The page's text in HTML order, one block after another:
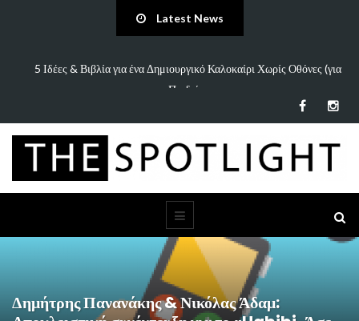
Latest News
5 Ιδέες & Βιβλία για ένα Δημιουργικό Καλοκαίρι Χωρίς Οθόνες (για
Παιδιά…
Δημήτρης Πανανάκης & Νικόλας Άδαμ: